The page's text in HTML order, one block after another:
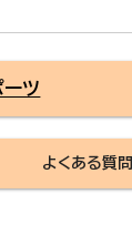
ーツ
よくある質問